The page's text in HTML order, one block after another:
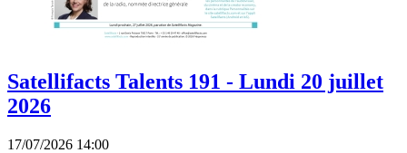
Satellifacts Talents 191 - Lundi 20 juillet
2026
17/07/2026 14:00